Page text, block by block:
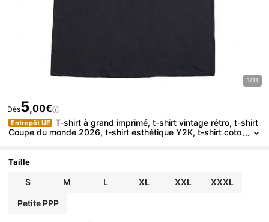
1/11
Dès5,00€
Entrepôt UE
T-shirt à grand imprimé, t-shirt vintage rétro, t-shirt
Coupe du monde 2026, t-shirt esthétique Y2K, t-shirt coto
Taille
S M L XL XXL XXXL
Petite PPP